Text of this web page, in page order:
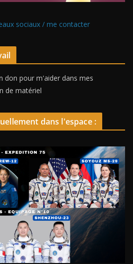
sociaux / me contacter
don pour m'aider dans mes
de matériel
dans l'espace :